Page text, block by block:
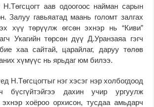
Н.Төгсцогт аав одоогоос найман сарын
Залуу гавьяатад маань голомт залгах
хүү төрүүлж өгсөн эхнэр нь “Киви”
Укагийн төрсөн дүү Д.Уранзаяа гэгч
хаа сайтай, царайлаг, даруу төлөв
хүмүүс нь ярьдаг юм билээ.
Н.Төгсцогтыг нэг хэсэг нэр холбогдоод
бүсгүйтэйгээ дахин учир ургуулж
хоёроо орхисон, тусдаа амьдарч